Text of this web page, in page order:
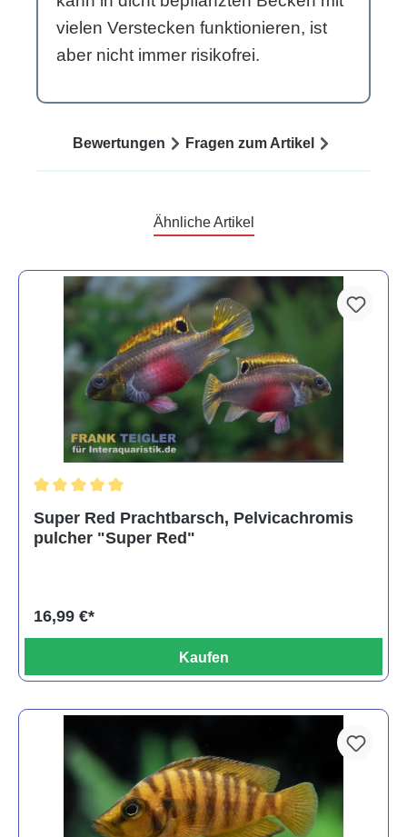
vielen Verstecken funktionieren, ist
aber nicht immer risikofrei.
Bewertungen Fragen zum Artikel
Ähnliche Artikel
Super Red Prachtbarsch, Pelvicachromis
pulcher "Super Red"
16,99 €*
Kaufen